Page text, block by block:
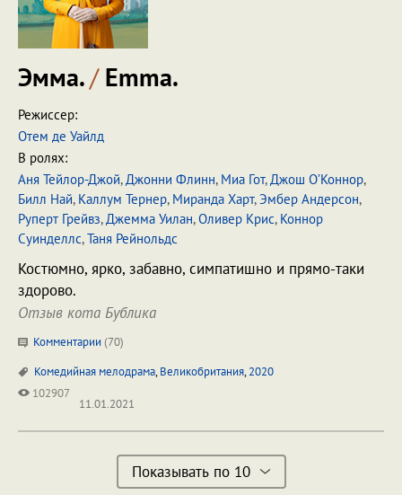
Эмма./Emma.
Режиссер:
Отем де Уайлд
В ролях:
Аня Тейлор-Джой,Джонни Флинн, Миа Гот,Джош О’Коннор,
Билл Най, Каллум Тернер, Миранда Харт,Эмбер Андерсон,
Руперт Грейвз,Джемма Уилан,Оливер Крис, Коннор
Суинделлс,Таня Рейнольдс
Костюмно, ярко, забавно, симпатишно и прямо-таки
здорово.
Отзыв кота Бублика
Комментарии (70)
Комедийная мелодрама,Великобритания,2020
102907
11.01.2021
Показывать по 10